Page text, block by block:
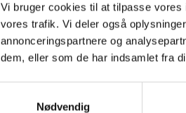
Vi bruger cookies til at tilpasse
vores trafik. Vi deler også
annonceringspartnere og
dem, eller som de har indsamlet fra
Nødvendig
På et møde med
galt’ med deres
Rådgivning, PPR.